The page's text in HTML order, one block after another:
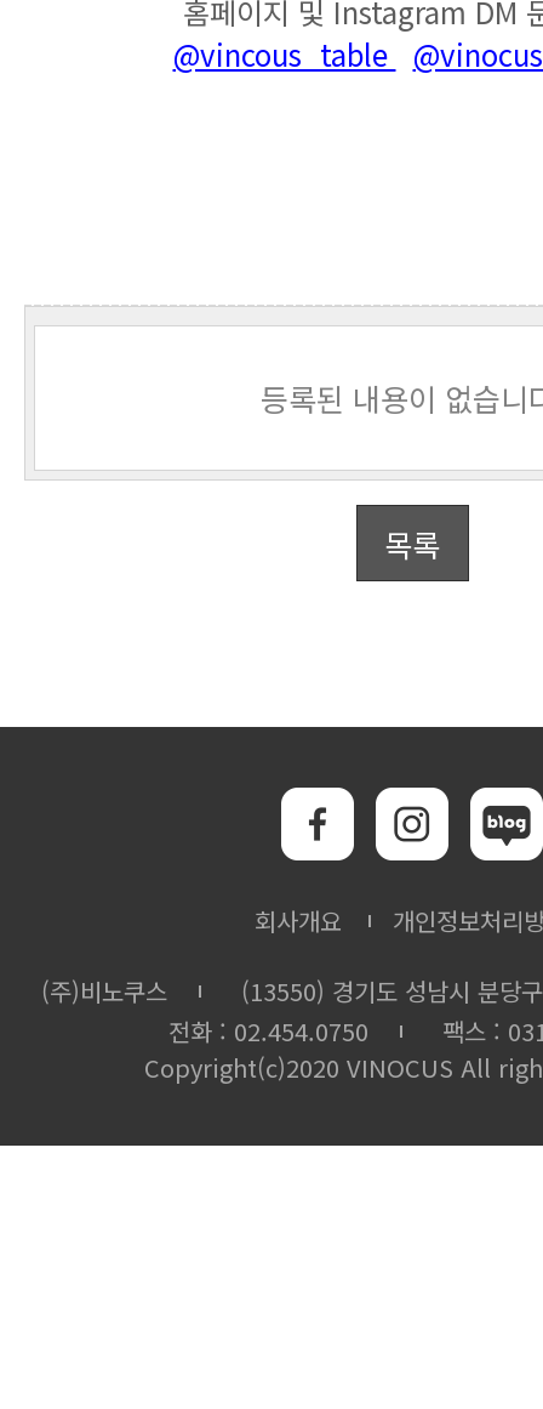
홈페이지 및 Instagram DM
@vincous_table
등록된 내용이 없습니
목록
회사개요
개인정보처리
(주)비노쿠스
(13550) 경기도 성남시 분당
전화 : 02.454.0750
팩스 :
Copyright(c)2020 VINOCUS All